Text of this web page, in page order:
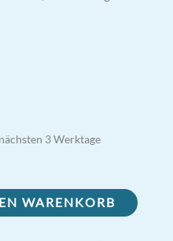
3 Werktage
WARENKORB